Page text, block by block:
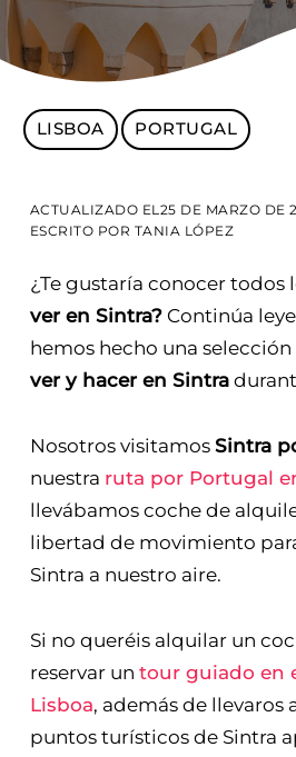
LISBOA PORTUGAL
ACTUALIZADO EL 25 DE MARZO DE
ESCRITO POR TANIA LÓPEZ
¿Te gustaría conocer todos
ver en Sintra?Continúa
hemos hecho una selección
ver y hacer en Sintra
Nosotros visitamos Sintra
nuestra ruta por Portugal
llevábamos coche de
libertad de movimiento
Sintra a nuestro aire.
Si no queréis alquilar un
reservar un tour guiado en
Lisboa, además de llevaros
puntos turísticos de Sintra